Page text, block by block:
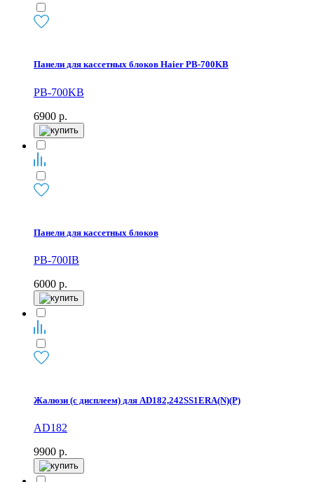
Панели для кассетных блоков Haier PB-700KB
PB-700KB
6900 р.
Панели для кассетных блоков
PB-700IB
6000 р.
Жалюзи (с дисплеем) для AD182,242SS1ERA(N)(P)
AD182
9900 р.